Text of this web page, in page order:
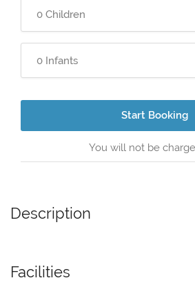
Start Booking
You will not be
Description
Facilities